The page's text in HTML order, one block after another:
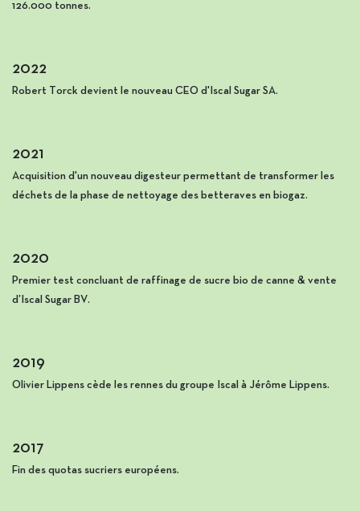
126.000 tonnes.
2022
Robert Torck devient le nouveau CEO d'Iscal Sugar SA.
2021
Acquisition d'un nouveau digesteur permettant de transformer les
déchets de la phase de nettoyage des betteraves en biogaz.
2020
Premier test concluant de raffinage de sucre bio de canne & vente
d’Iscal Sugar BV.
2019
Olivier Lippens cède les rennes du groupe Iscal à Jérôme Lippens.
2017
Fin des quotas sucriers européens.